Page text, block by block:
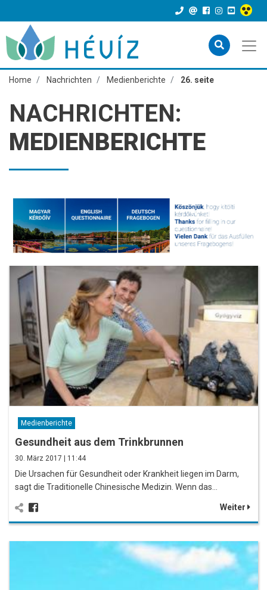
Home Nachrichten Medienberichte 26. seite
NACHRICHTEN:
MEDIENBERICHTE
Medienberichte
Gesundheit aus dem Trinkbrunnen
30. März 2017 | 11:44
Die Ursachen für Gesundheit oder Krankheit liegen im Darm,
sagt die Traditionelle Chinesische Medizin. Wenn das…
Weiter